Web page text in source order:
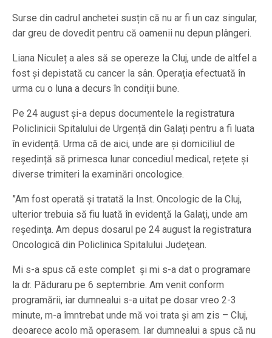
Surse din cadrul anchetei susțin că nu ar fi un caz singular,
dar greu de dovedit pentru că oamenii nu depun plângeri.
Liana Niculeț a ales să se opereze la Cluj, unde de altfel a
fost și depistată cu cancer la sân. Operația efectuată în
urma cu o luna a decurs în condiții bune.
Pe 24 august și-a depus documentele la registratura
Policlinicii Spitalului de Urgență din Galați pentru a fi luata
în evidență. Urma că de aici, unde are și domiciliul de
reședință să primesca lunar concediul medical, rețete și
diverse trimiteri la examinări oncologice.
”Am fost operată şi tratată la Inst. Oncologic de la Cluj,
ulterior trebuia să fiu luată în evidenţă la Galaţi, unde am
reşedinţa. Am depus dosarul pe 24 august la registratura
Oncologică din Policlinica Spitalului Judeţean.
Mi s-a spus că este complet şi mi s-a dat o programare
la dr. Păduraru pe 6 septembrie. Am venit conform
programării, iar dumnealui s-a uitat pe dosar vreo 2-3
minute, m-a îmntrebat unde mă voi trata şi am zis – Cluj,
deoarece acolo mă operasem. Iar dumnealui a spus că nu